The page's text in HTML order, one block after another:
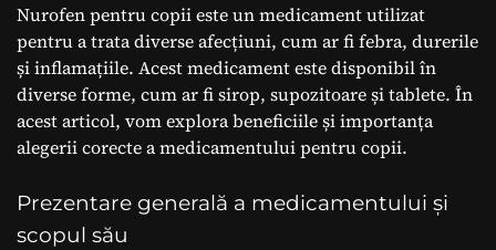
Nurofen pentru copii este un medicament utilizat
pentru a trata diverse afecțiuni, cum ar fi febra, durerile
și inflamațiile. Acest medicament este disponibil în
diverse forme, cum ar fi sirop, supozitoare și tablete. În
acest articol, vom explora beneficiile și importanța
alegerii corecte a medicamentului pentru copii.
Prezentare generală a medicamentului și
scopul său